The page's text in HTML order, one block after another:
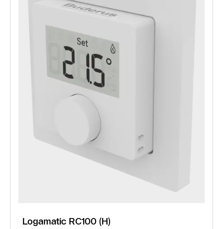
Logamatic RC100 (H)